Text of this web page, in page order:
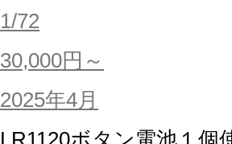
1/72
30,000円～
2025年4月
LR1120ボタン電池１個